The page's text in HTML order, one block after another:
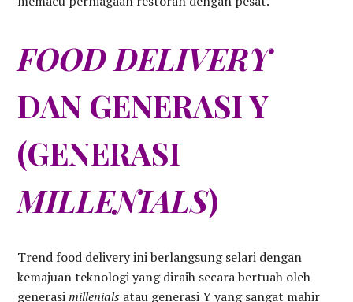
FOOD DELIVERY
DAN GENERASI Y
(GENERASI
MILLENIALS)
Trend food delivery ini berlangsung selari dengan
kemajuan teknologi yang diraih secara bertuah oleh
generasimillenials atau generasi Y yang sangat mahir